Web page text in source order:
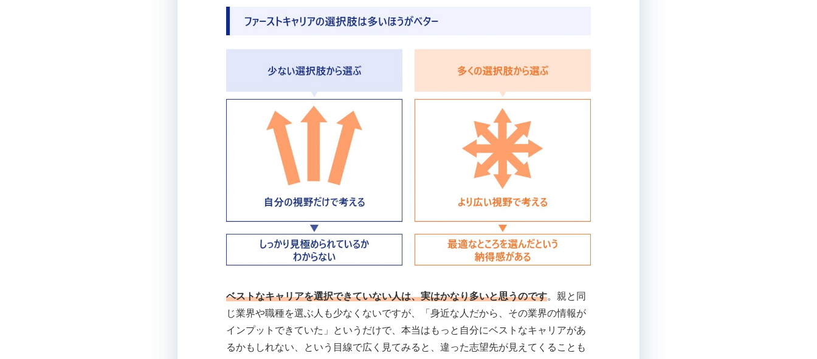
ベストなキャリアを選択できていない人は、実はかなり多いと思うのです。親と同
じ業界や職種を選ぶ人も少なくないですが、「身近な人だから、その業界の情報が
インプットできていた」というだけで、本当はもっと自分にベストなキャリアがあ
るかもしれない、という目線で広く見てみると、違った志望先が見えてくることも